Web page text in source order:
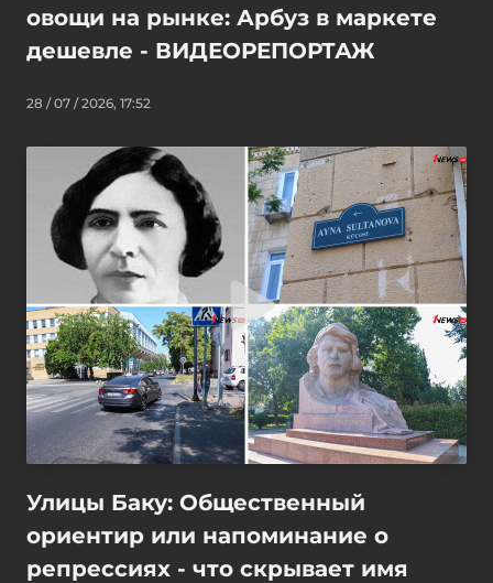
овощи на рынке: Арбуз в маркете
дешевле - ВИДЕОРЕПОРТАЖ
28 / 07 / 2026, 17:52
Улицы Баку: Общественный
ориентир или напоминание о
репрессиях - что скрывает имя